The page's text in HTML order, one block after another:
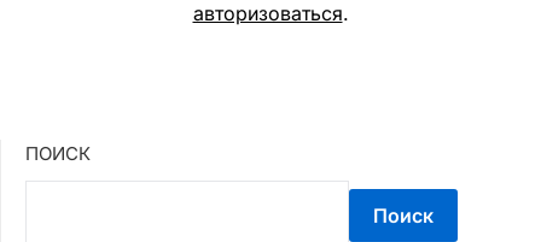
авторизоваться.
ПОИСК
Поиск